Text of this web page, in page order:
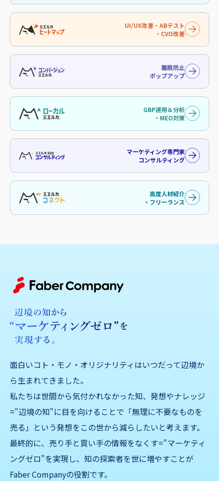
UI/UX改善・ABテスト
・CVO改善
離脱防止
ポップアップ
GBP運用＆分析
・MEO対策
マーケティング専門家
コンサルティング
高度人材紹介
・フリーランス
面白いコト・モノ・オリジナリティはいつだって辺境か
ら生まれてきました。
私たちは世間から気付かれなかった知、発想やナレッジ
="辺境の知"に目を向けることで「無理に不要なものを
売る」 という発想をこの世から減らしたいと考えます。
最終的に、売り手と買い手の情報をなくす="マーケティ
ングゼロ"を実現し、知の探索者を世に増やすことが
Faber Companyの役割です。